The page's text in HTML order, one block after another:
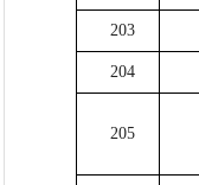
203
204
205